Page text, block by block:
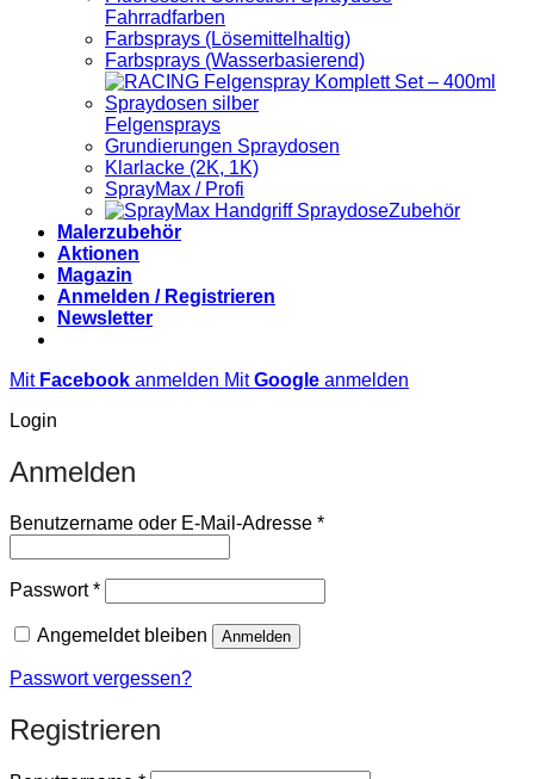
Fahrradfarben
Farbsprays (Lösemittelhaltig)
Farbsprays (Wasserbasierend)
Felgensprays
Grundierungen Spraydosen
Klarlacke (2K, 1K)
SprayMax / Profi
Zubehör
Malerzubehör
Aktionen
Magazin
Anmelden / Registrieren
Newsletter
Mit Facebook anmelden MitGoogle anmelden
Login
Anmelden
Benutzername oder E-Mail-Adresse *Erforderlich
Passwort*Erforderlich
Angemeldet bleiben Anmelden
Passwort vergessen?
Registrieren